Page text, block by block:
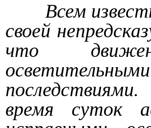
Всем
своей
что
время суток